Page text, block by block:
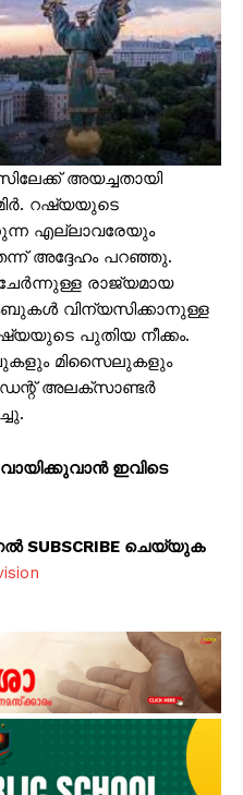
അയച്ചതായി
റഷ്യയുടെ
എല്ലാവരേയും
അദ്ദേഹം പറഞ്ഞു.
രാജ്യമായ
വിന്യസിക്കാനുള്ള
പുതിയ നീക്കം.
മിസൈലുകളും
അലക്സാണ്ടർ
ഇവിടെ
ചെയ്യുക